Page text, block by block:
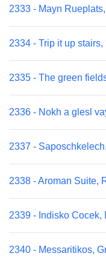
2333 - Mayn
2334 - Trip it up stairs,
2335 - The green
2336 - Nokh a glesl
2337 -
2338 - Aroman Suite,
2339 - Indisko Cocek,
2340 - Messaritikos,